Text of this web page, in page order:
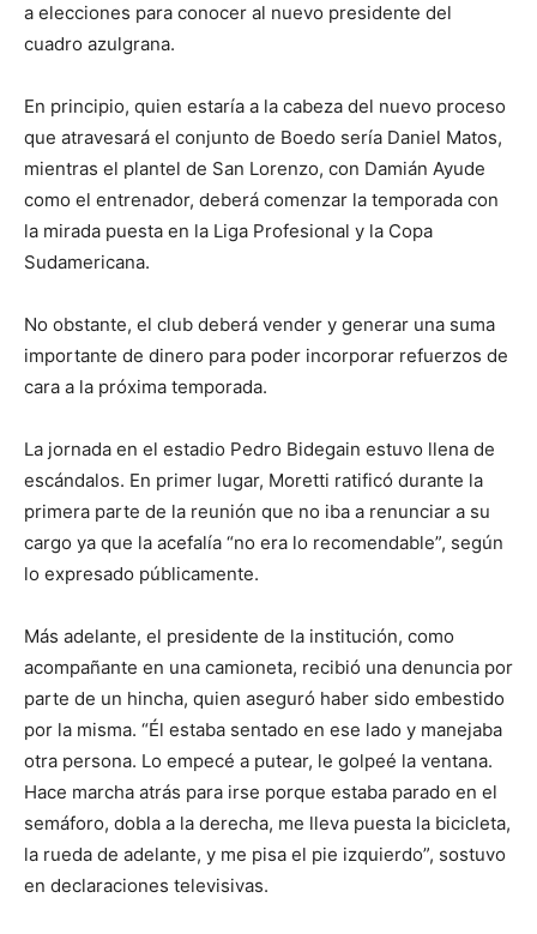
a elecciones para conocer al nuevo presidente del
cuadro azulgrana.
En principio, quien estaría a la cabeza del nuevo proceso
que atravesará el conjunto de Boedo sería Daniel Matos,
mientras el plantel de San Lorenzo, con Damián Ayude
como el entrenador, deberá comenzar la temporada con
la mirada puesta en la Liga Profesional y la Copa
Sudamericana.
No obstante, el club deberá vender y generar una suma
importante de dinero para poder incorporar refuerzos de
cara a la próxima temporada.
La jornada en el estadio Pedro Bidegain estuvo llena de
escándalos. En primer lugar, Moretti ratificó durante la
primera parte de la reunión que no iba a renunciar a su
cargo ya que la acefalía “no era lo recomendable”, según
lo expresado públicamente.
Más adelante, el presidente de la institución, como
acompañante en una camioneta, recibió una denuncia por
parte de un hincha, quien aseguró haber sido embestido
por la misma. “Él estaba sentado en ese lado y manejaba
otra persona. Lo empecé a putear, le golpeé la ventana.
Hace marcha atrás para irse porque estaba parado en el
semáforo, dobla a la derecha, me lleva puesta la bicicleta,
la rueda de adelante, y me pisa el pie izquierdo”, sostuvo
en declaraciones televisivas.